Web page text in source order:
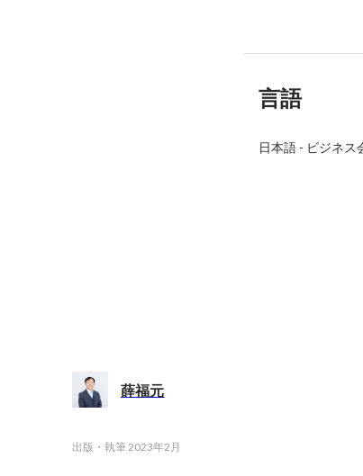
言語
日本語- ビジネス
薛福元
出版・執筆2023年2月